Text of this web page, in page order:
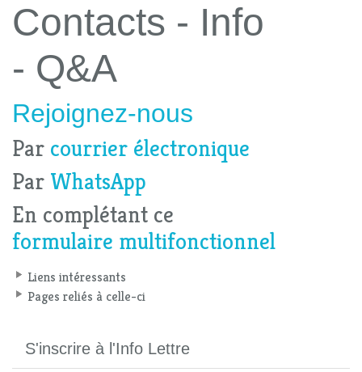
Contacts - Info
- Q&A
Rejoignez-nous
Par courrier électronique
Par WhatsApp
En complétant ce
formulaire multifonctionnel
Liens intéressants
Pages reliés à celle-ci
S'inscrire à l'Info Lettre